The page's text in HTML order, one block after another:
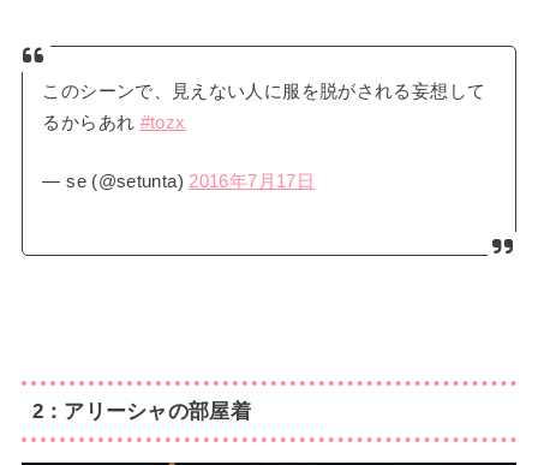
このシーンで、見えない人に服を脱がされる妄想して
るからあれ #tozx
— se (@setunta)2016年7月17日
2：アリーシャの部屋着